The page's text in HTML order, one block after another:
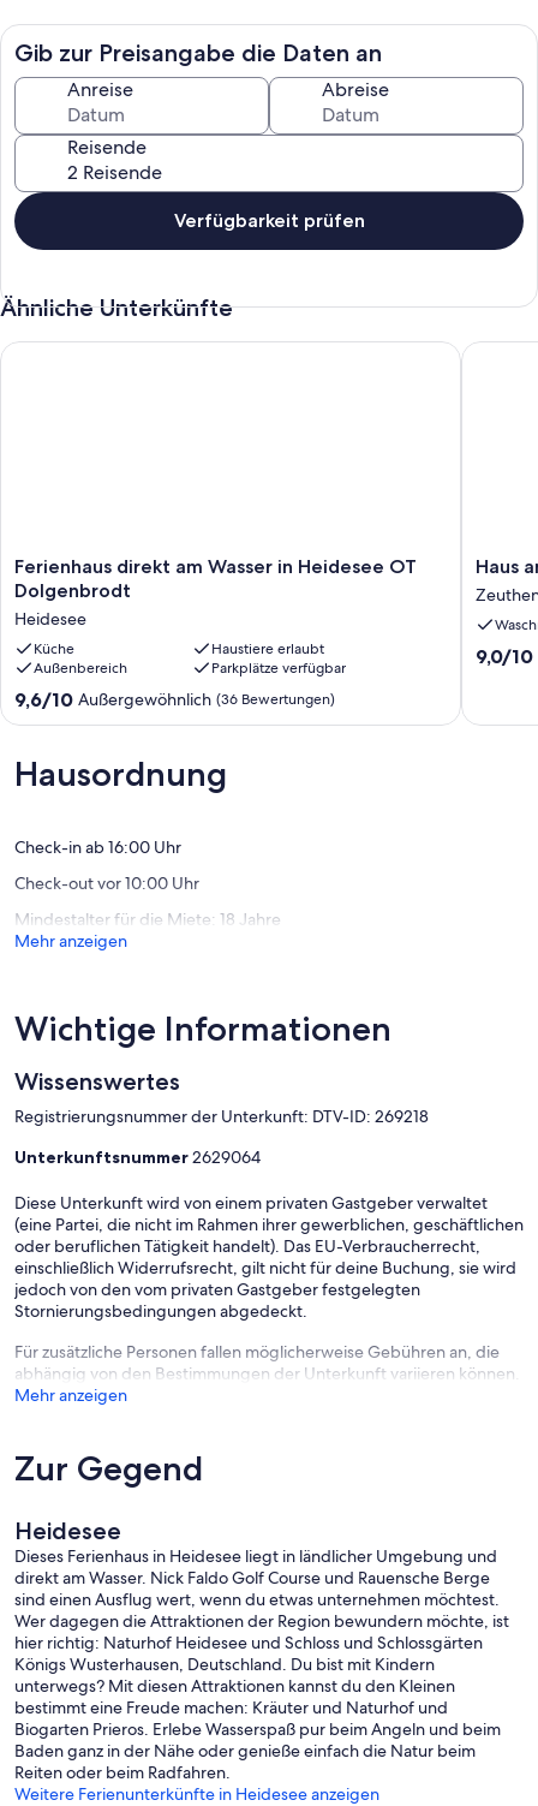
geniessen.
Gib zur Preisangabe die Daten an
Anreise Abreise
Reisende
Verfügbarkeit prüfen
Ähnliche Unterkünfte
Ferienhaus
direkt
Wasser
in
Heidesee
OT
Dolgenbrodt
Ferienhaus direkt am Wasser in Heidesee OT
Dolgenbrodt
Heidesee
Küche
Haustiere erlaubt
Außenbereich
Parkplätze verfügbar
9.6
von
Außergewöhnlich,
(36
9,6/10 Außergewöhnlich (36 Bewertungen)
Ferienhaus direkt am Wasser in Heidesee OT Dolgenbrodt
Haus
am
See
mit
Zugang
Zeuthen
Haus
9.0
9,0/10
Haus
Hausordnung
Check-in ab 16:00 Uhr
Check-out vor 10:00 Uhr
Mindestalter für die Miete: 18 Jahre
Mehr anzeigen
Wichtige Informationen
Wissenswertes
Registrierungsnummer der Unterkunft: DTV-ID: 269218
Unterkunftsnummer2629064
Diese Unterkunft wird von einem privaten Gastgeber verwaltet
(eine Partei, die nicht im Rahmen ihrer gewerblichen, geschäftlichen
oder beruflichen Tätigkeit handelt). Das EU-Verbraucherrecht,
einschließlich Widerrufsrecht, gilt nicht für deine Buchung, sie wird
jedoch von den vom privaten Gastgeber festgelegten
Stornierungsbedingungen abgedeckt.
Für zusätzliche Personen fallen möglicherweise Gebühren an, die
abhängig von den Bestimmungen der Unterkunft variieren können.
Mehr anzeigen
Zur Gegend
Heidesee
Dieses Ferienhaus in Heidesee liegt in ländlicher Umgebung und
direkt am Wasser. Nick Faldo Golf Course und Rauensche Berge
sind einen Ausflug wert, wenn du etwas unternehmen möchtest.
Wer dagegen die Attraktionen der Region bewundern möchte, ist
hier richtig: Naturhof Heidesee und Schloss und Schlossgärten
Königs Wusterhausen, Deutschland. Du bist mit Kindern
unterwegs? Mit diesen Attraktionen kannst du den Kleinen
bestimmt eine Freude machen: Kräuter und Naturhof und
Biogarten Prieros. Erlebe Wasserspaß pur beim Angeln und beim
Baden ganz in der Nähe oder genieße einfach die Natur beim
Reiten oder beim Radfahren.
Weitere Ferienunterkünfte in Heidesee anzeigen